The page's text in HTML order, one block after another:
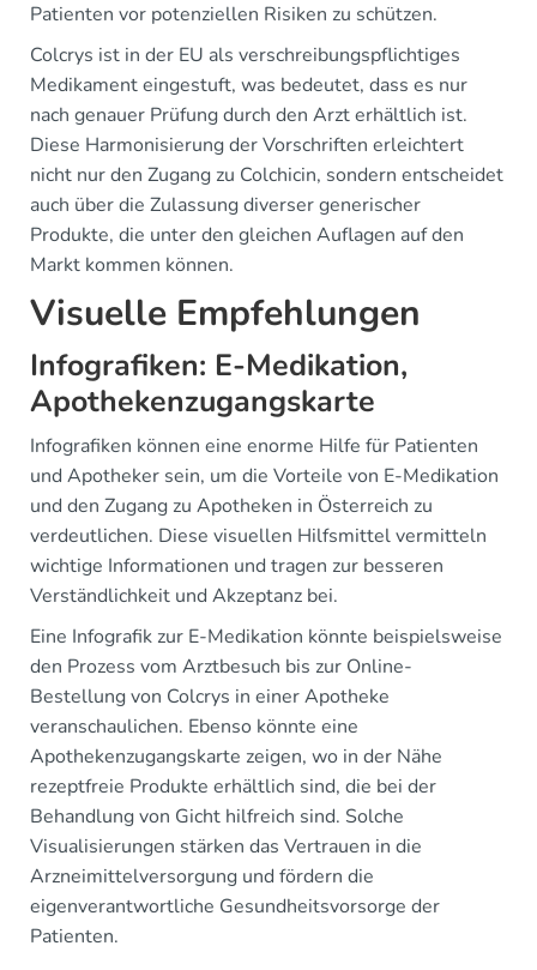
Patienten vor potenziellen Risiken zu schützen.
Colcrys ist in der EU als verschreibungspflichtiges
Medikament eingestuft, was bedeutet, dass es nur
nach genauer Prüfung durch den Arzt erhältlich ist.
Diese Harmonisierung der Vorschriften erleichtert
nicht nur den Zugang zu Colchicin, sondern entscheidet
auch über die Zulassung diverser generischer
Produkte, die unter den gleichen Auflagen auf den
Markt kommen können.
Visuelle Empfehlungen
Infografiken: E-Medikation,
Apothekenzugangskarte
Infografiken können eine enorme Hilfe für Patienten
und Apotheker sein, um die Vorteile von E-Medikation
und den Zugang zu Apotheken in Österreich zu
verdeutlichen. Diese visuellen Hilfsmittel vermitteln
wichtige Informationen und tragen zur besseren
Verständlichkeit und Akzeptanz bei.
Eine Infografik zur E-Medikation könnte beispielsweise
den Prozess vom Arztbesuch bis zur Online-
Bestellung von Colcrys in einer Apotheke
veranschaulichen. Ebenso könnte eine
Apothekenzugangskarte zeigen, wo in der Nähe
rezeptfreie Produkte erhältlich sind, die bei der
Behandlung von Gicht hilfreich sind. Solche
Visualisierungen stärken das Vertrauen in die
Arzneimittelversorgung und fördern die
eigenverantwortliche Gesundheitsvorsorge der
Patienten.